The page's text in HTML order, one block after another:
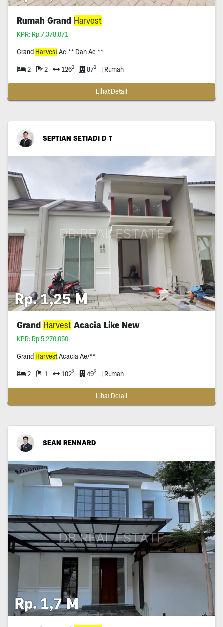
Rumah Grand Harvest
KPR: Rp.7,378,071
Grand HarvestAc ** Dan Ac **
2 2 1262 872 | Rumah
Lihat Detail
SEPTIAN SETIADI D T
Rp. 1,25 M
Grand HarvestAcacia Like New
KPR: Rp.5,270,050
Grand HarvestAcacia Ae/**
2 1 1022 492 | Rumah
Lihat Detail
SEAN RENNARD
Rp. 1,7 M